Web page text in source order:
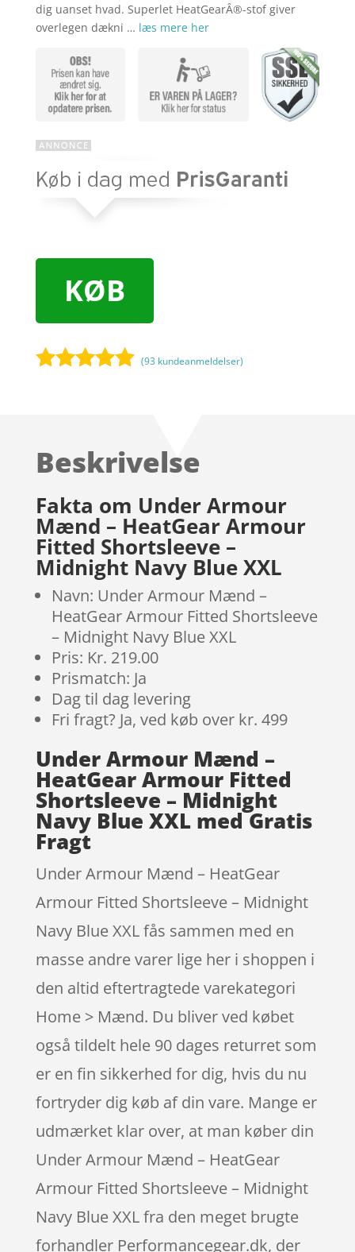
dig uanset hvad. Superlet HeatGearÂ®-stof giver
overlegen dækni … læs mere her
KØB
kundebedø
(93 kundeanmeldelser)
Beskrivelse
Fakta om Under Armour
Mænd – HeatGear Armour
Fitted Shortsleeve –
Midnight Navy Blue XXL
Navn: Under Armour Mænd –
HeatGear Armour Fitted Shortsleeve
– Midnight Navy Blue XXL
Pris: Kr. 219.00
Prismatch: Ja
Dag til dag levering
Fri fragt? Ja, ved køb over kr. 499
Under Armour Mænd –
HeatGear Armour Fitted
Shortsleeve – Midnight
Navy Blue XXL med Gratis
Fragt
Under Armour Mænd – HeatGear
Armour Fitted Shortsleeve – Midnight
Navy Blue XXL fås sammen med en
masse andre varer lige her i shoppen i
den altid eftertragtede varekategori
Home > Mænd. Du bliver ved købet
også tildelt hele 90 dages returret som
er en fin sikkerhed for dig, hvis du nu
fortryder dig køb af din vare. Mange er
udmærket klar over, at man køber din
Under Armour Mænd – HeatGear
Armour Fitted Shortsleeve – Midnight
Navy Blue XXL fra den meget brugte
forhandler Performancegear.dk, der